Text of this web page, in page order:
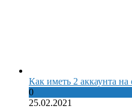
Как иметь 2 аккаунта на
0
25.02.2021